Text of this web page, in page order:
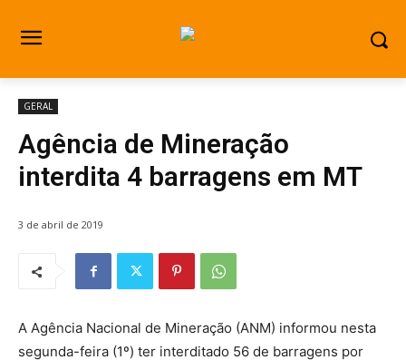
GERAL
Agência de Mineração
interdita 4 barragens em MT
3 de abril de 2019
A Agência Nacional de Mineração (ANM) informou nesta
segunda-feira (1º) ter interditado 56 de barragens por